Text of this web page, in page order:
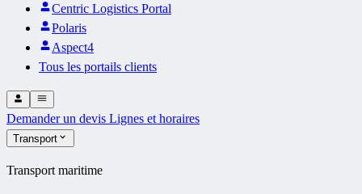
Centric Logistics Portal
Polaris
Aspect4
Tous les portails clients
Demander un devis Lignes et horaires
Transport
Transport maritime